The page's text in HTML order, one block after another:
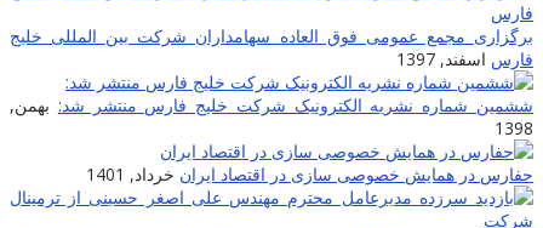
برگزاری مجمع عمومی فوق العاده سهامداران شرکت بین المللی خلیج
فارس اسفند, 1397
ششمین شماره نشریه الکترونیک شرکت خلیج فارس منتشر شد: بهمن,
1398
حفارس در همایش خصوصی سازی در اقتصاد ایران خرداد, 1401